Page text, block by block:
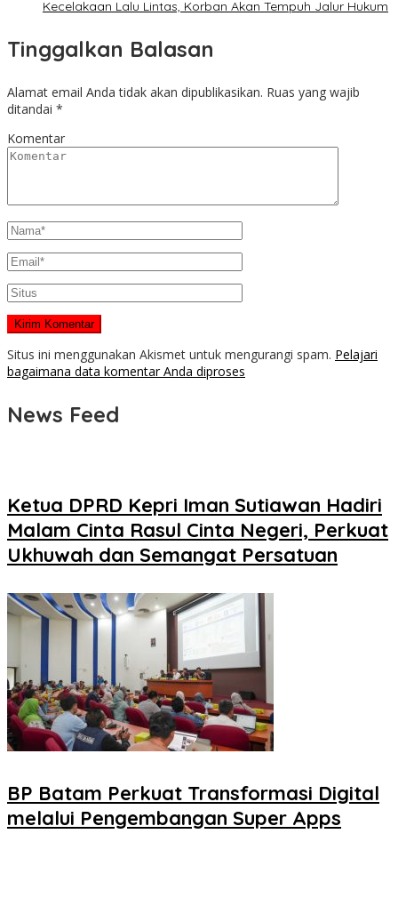
Kecelakaan Lalu Lintas, Korban Akan Tempuh Jalur Hukum
Tinggalkan Balasan
Alamat email Anda tidak akan dipublikasikan. Ruas yang wajib
ditandai *
Komentar
Situs ini menggunakan Akismet untuk mengurangi spam. Pelajari
bagaimana data komentar Anda diproses
News Feed
Ketua DPRD Kepri Iman Sutiawan Hadiri
Malam Cinta Rasul Cinta Negeri, Perkuat
Ukhuwah dan Semangat Persatuan
BP Batam Perkuat Transformasi Digital
melalui Pengembangan Super Apps